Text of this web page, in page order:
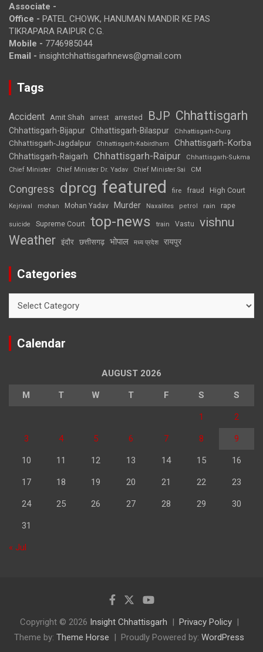
Associate -
Office - PATEL CHOWK, HANUMAN MANDIR KE PAS
TIKRAPARA RAIPUR C.G.
Mobile - 7746985044
Email - insightchhattisgarhnews@gmail.com
Tags
Accident Amit Shah arrest arrested BJP Chhattisgarh
Chhattisgarh-Bijapur Chhattisgarh-Bilaspur Chhattisgarh-Durg
Chhattisgarh-Jagdalpur Chhattisgarh-Kabirdham Chhattisgarh-Korba
Chhattisgarh-Raigarh Chhattisgarh-Raipur
Chhattisgarh-Sukma
Chief Minister
Chief Minister Dr. Yadav Chief Minister Sai CM
Congress dprcg featured fire fraud High Court
Kejriwal mohan Mohan Yadav Murder Naxalites petrol rain rape
suicide Supreme Court top-news train Vastu vishnu
Weather इंदौर छत्तीसगढ़ भोपाल मध्य प्रदेश रायपुर
Categories
Calendar
AUGUST 2026
M T W T F S S
1 2
3 4 5 6 7 8 9
10 11 12 13 14 15 16
17 18 19 20 21 22 23
24 25 26 27 28 29 30
31
« Jul
Copyright © 2026 Insight Chhattisgarh
Privacy Policy
Theme by: Theme Horse Proudly Powered by: WordPress